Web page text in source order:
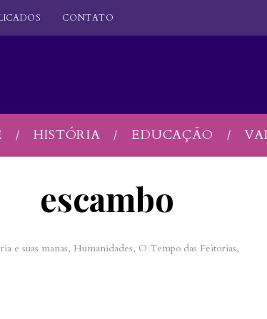
CONTATO
HISTÓRIA EDUCAÇÃO
escambo
e suas manas, Humanidades, O Tempo das Feitorias,